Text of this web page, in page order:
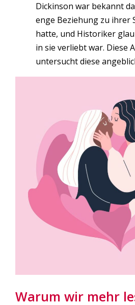
Dickinson war bekannt
enge Beziehung zu ihrer
hatte, und Historiker
in sie verliebt war. Diese
untersucht diese
Warum wir mehr